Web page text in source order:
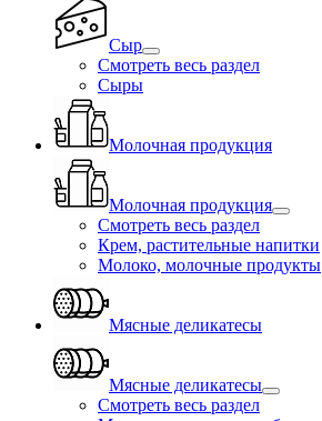
Сыр
Смотреть весь раздел
Сыры
Молочная продукция
Молочная продукция
Смотреть весь раздел
Крем, растительные напитки
Молоко, молочные продукты
Мясные деликатесы
Мясные деликатесы
Смотреть весь раздел